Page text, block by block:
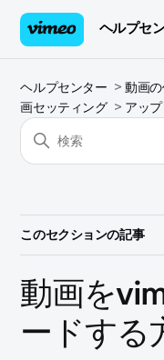
ヘルプセ
ヘルプセンター 動画
画セッティング
アッ
このセクションの記事
動画を
ードする